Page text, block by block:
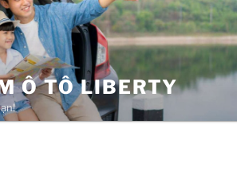
Ô TÔ LIBERTY